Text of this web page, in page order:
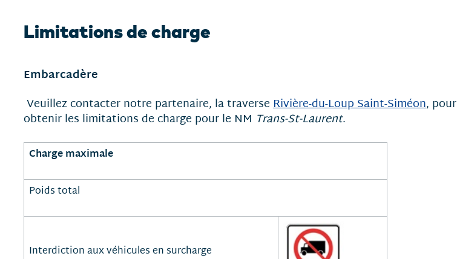
Limitations de charge
Embarcadère
Veuillez contacter notre partenaire, la traverse Rivière-du-Loup Saint-Siméon, pour
obtenir les limitations de charge pour le NM Trans-St-Laurent.
Charge maximale
Poids total
Interdiction aux véhicules en surcharge